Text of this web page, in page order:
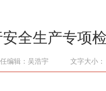
全生产专项
编辑：吴浩宇 文字大小：